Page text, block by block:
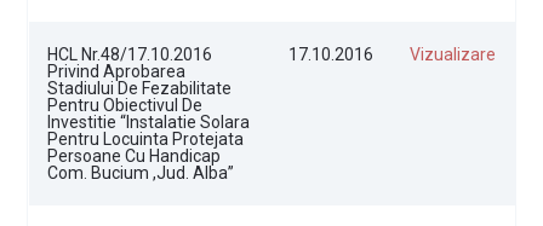
HCL Nr.48/17.10.2016
Privind Aprobarea
Stadiului De Fezabilitate
Pentru Obiectivul De
Investitie “Instalatie Solara
Pentru Locuinta Protejata
Persoane Cu Handicap
Com. Bucium ,jud. Alba”
17.10.2016 Vizualizare